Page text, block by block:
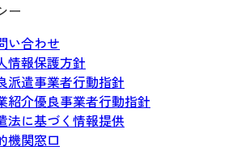
ー
い合わせ
情報保護方針
派遣事業者行動指針
紹介優良事業者行動指針
法に基づく情報提供
機関窓口